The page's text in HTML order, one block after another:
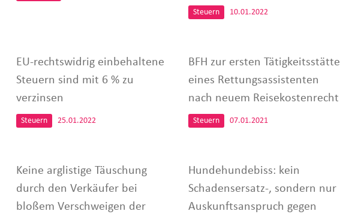
Steuern 10.01.2022
EU-rechtswidrig einbehaltene
Steuern sind mit 6 % zu
verzinsen
Steuern 25.01.2022
BFH zur ersten Tätigkeitsstätte
eines Rettungsassistenten
nach neuem Reisekostenrecht
Steuern 07.01.2021
Keine arglistige Täuschung
durch den Verkäufer bei
bloßem Verschweigen der
Hundehundebiss: kein
Schadensersatz-, sondern nur
Auskunftsanspruch gegen